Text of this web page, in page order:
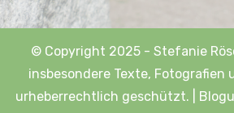
© Copyright 2025 - Stefanie
insbesondere Texte, Fotografien
urheberrechtlich geschützt.